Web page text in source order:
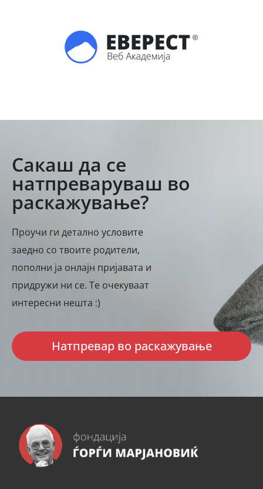
Сакаш да се
натпреваруваш во
раскажување?
Проучи ги детално условите
заедно со твоите родители,
пополни ја онлајн пријавата и
придружи ни се. Те очекуваат
интересни нешта :)
Натпревар во раскажување